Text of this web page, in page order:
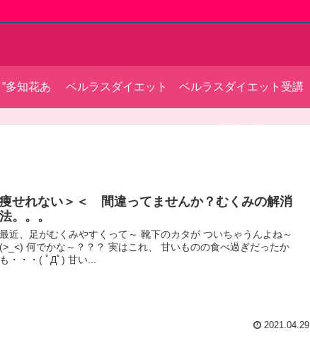
多知花あ
ィール
ベルラスダイエット ベルラスダイエット受講
生様の声
痩せれない＞＜ 間違ってませんか？むくみの解消
法。。。
最近、足がむくみやすくって～ 靴下のカタが ついちゃうんよね～
(>_<) 何でかな～？？？ 実はこれ、 甘いものの食べ過ぎだったか
も・・・( ﾟДﾟ) 甘い...
2021.04.29